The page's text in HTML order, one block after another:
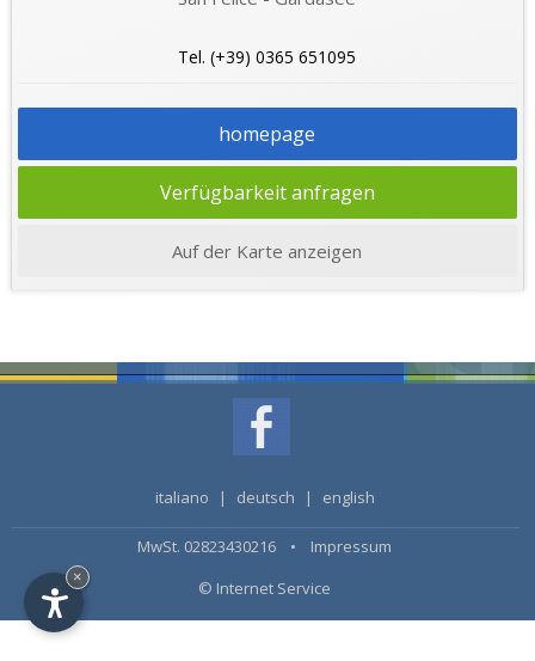
Tel. (+39) 0365 651095
homepage
Verfügbarkeit anfragen
Auf der Karte anzeigen
italiano | deutsch | english
MwSt. 02823430216 • Impressum
© Internet Service
×